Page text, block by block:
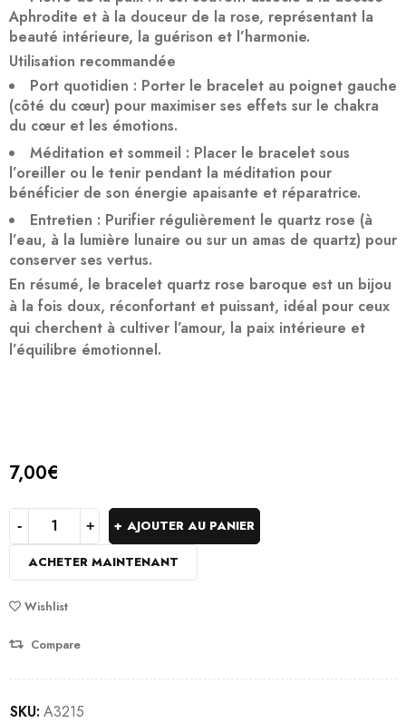
Aphrodite et à la douceur de la rose, représentant la
beauté intérieure, la guérison et l’harmonie.
Utilisation recommandée
Port quotidien : Porter le bracelet au poignet gauche
(côté du cœur) pour maximiser ses effets sur le chakra
du cœur et les émotions.
Méditation et sommeil : Placer le bracelet sous
l’oreiller ou le tenir pendant la méditation pour
bénéficier de son énergie apaisante et réparatrice.
Entretien : Purifier régulièrement le quartz rose (à
l’eau, à la lumière lunaire ou sur un amas de quartz) pour
conserver ses vertus.
En résumé, le bracelet quartz rose baroque est un bijou
à la fois doux, réconfortant et puissant, idéal pour ceux
qui cherchent à cultiver l’amour, la paix intérieure et
l’équilibre émotionnel.
7,00€
AJOUTER AU PANIER
ACHETER MAINTENANT
Wishlist
Compare
SKU: A3215